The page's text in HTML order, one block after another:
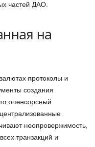
частей ДАО.
на
протоколы и
создания
опенсорсный
неопровержимость,
транзакций и